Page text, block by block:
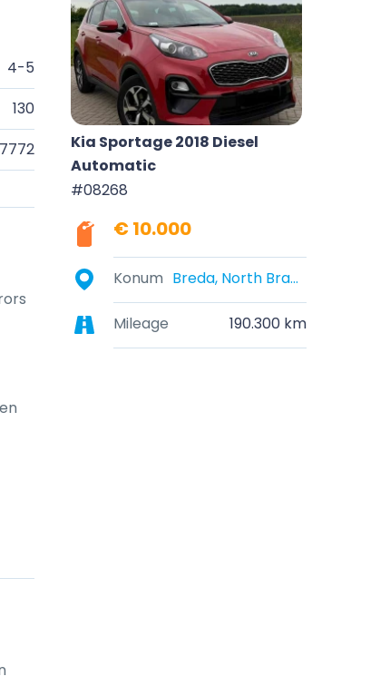
4-5
130
Kia Sportage 2018 Diesel
Automatic
#08268
€ 10.000
Konum Breda, North Brabant, Netherlands
Mileage 190.300 km